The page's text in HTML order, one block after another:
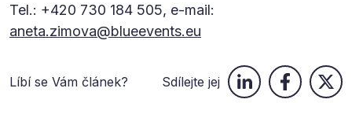
Tel.: +420 730 184 505, e-mail:
aneta.zimova@blueevents.eu
Líbí se Vám článek? Sdílejte jej